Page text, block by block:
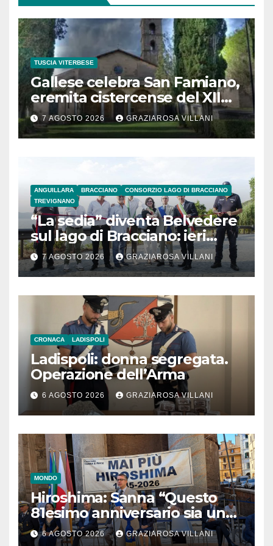
TUSCIA VITERBESE
Gallese celebra San Famiano,
eremita cistercense del XII
secolo
7 AGOSTO 2026 GRAZIAROSA VILLANI
ANGUILLARA BRACCIANO
CONSORZIO LAGO DI BRACCIANO
TREVIGNANO
“La sedia” diventa Belvedere
sul lago di Bracciano: ieri
l’inaugurazione
7 AGOSTO 2026 GRAZIAROSA VILLANI
CRONACA LADISPOLI
Ladispoli: donna segregata.
Operazione dell’Arma
6 AGOSTO 2026 GRAZIAROSA VILLANI
MONDO
Hiroshima: Sanna “Questo
81esimo anniversario sia un
monito per tutti”
6 AGOSTO 2026 GRAZIAROSA VILLANI